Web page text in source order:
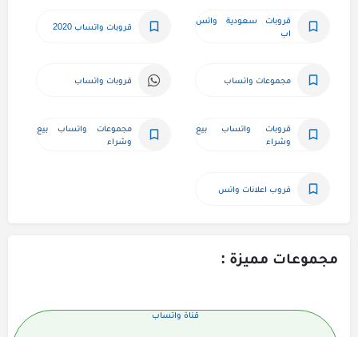
اب
قروبات واتساب 2020
مجموعات واتساب قروبات واتساب
وشراء
وشراء
قروب اعلانات واتس
مجموعات مميزة :
قناة واتساب